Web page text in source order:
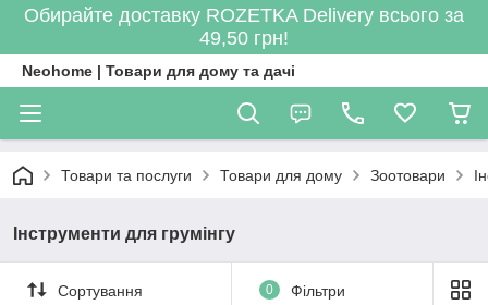
Обирайте доставку ROZETKA Delivery всього за
49,50 грн!
Neohome | Товари для дому та дачі
Товари та послуги Товари для дому Зоотовари
Інструменти для грумінгу
Сортування 0 Фільтри